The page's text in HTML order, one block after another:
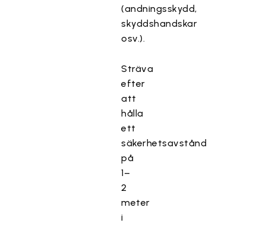
(andningsskydd,
skyddshandskar
osv.).
Sträva
efter
att
hålla
ett
säkerhetsavstånd
på
1–
2
meter
i